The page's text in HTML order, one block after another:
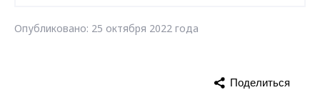
Опубликовано: 25 октября 2022 года
Поделиться